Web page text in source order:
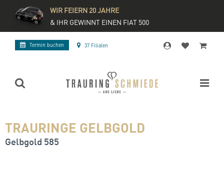
WIR FEIERN 20 JAHRE
& IHR GEWINNT EINEN FIAT 500
Termin buchen 37 Filialen
TRAURINGE GELBGOLD
Gelbgold 585